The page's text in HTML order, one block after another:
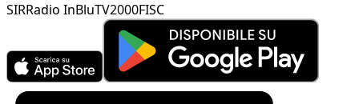
SIRRadio InBluTV2000FISC